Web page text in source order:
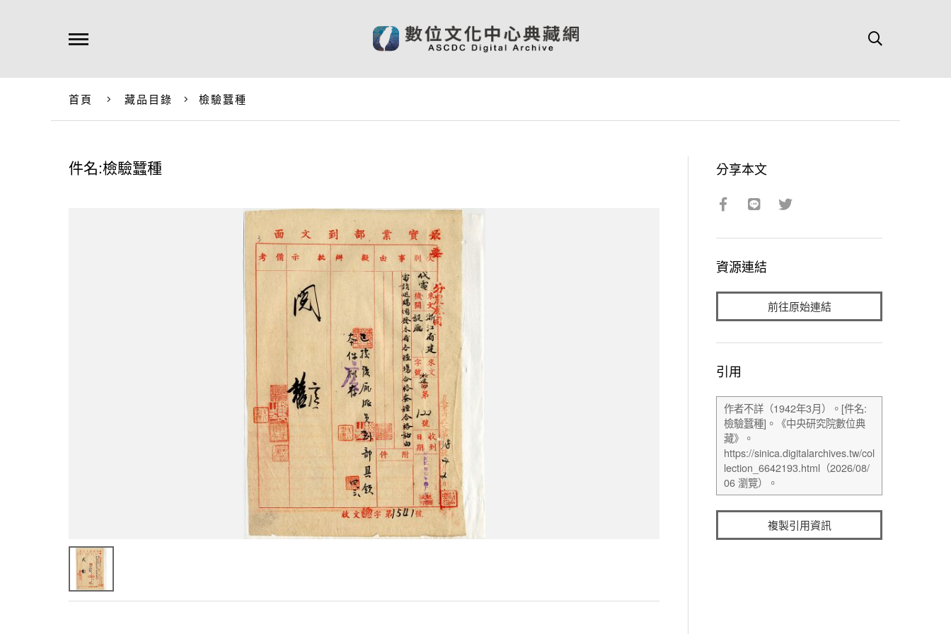
首頁 藏品目錄 檢驗蠶種
件名:檢驗蠶種 分享本文
資源連結
前往原始連結
引用
複製引用資訊